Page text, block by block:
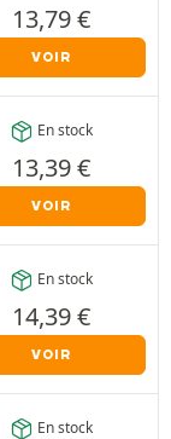
13,79€
VOIR
En stock
13,39€
VOIR
En stock
14,39€
VOIR
En stock